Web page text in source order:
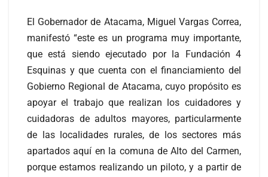
El Gobernador de Atacama, Miguel Vargas Correa,
manifestó “este es un programa muy importante,
que está siendo ejecutado por la Fundación 4
Esquinas y que cuenta con el financiamiento del
Gobierno Regional de Atacama, cuyo propósito es
apoyar el trabajo que realizan los cuidadores y
cuidadoras de adultos mayores, particularmente
de las localidades rurales, de los sectores más
apartados aquí en la comuna de Alto del Carmen,
porque estamos realizando un piloto, y a partir de